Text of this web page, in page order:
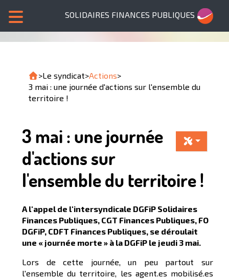
SOLIDAIRES FINANCES PUBLIQUES
>Le syndicat>Actions>
3 mai : une journée d'actions sur l'ensemble du
territoire !
3 mai : une journée
d'actions sur
l'ensemble du territoire !
A l'appel de l'intersyndicale DGFiP Solidaires
Finances Publiques, CGT Finances Publiques, FO
DGFiP, CDFT Finances Publiques, se déroulait
une « journée morte » à la DGFiP le jeudi 3 mai.
Lors de cette journée, un peu partout sur
l'ensemble du territoire, les agent.es mobilisé.es